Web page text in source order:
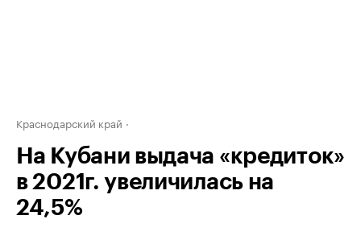
Краснодарский край
На Кубани выдача «кредиток»
в 2021г. увеличилась на
24,5%